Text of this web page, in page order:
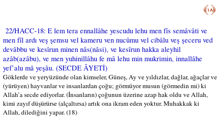
﴿١٨﴾
22/HACC-18: E lem tera ennallâhe yescudu lehu men fîs semâvâti ve
men fîl ardı veş şemsu vel kameru ven nucûmu vel cibâlu veş şeceru ved
devâbbu ve kesîrun minen nâs(nâsi), ve kesîrun hakka aleyhil
azâb(azâbu), ve men yuhinillâhu fe mâ lehu min mukrimin, innallâhe
yef’alu mâ yeşâu. (SECDE ÂYETİ)
Göklerde ve yeryüzünde olan kimseler, Güneş, Ay ve yıldızlar, dağlar, ağaçlar ve
(yürüyen) hayvanlar ve insanlardan çoğu; görmüyor musun (görmedin mi) ki
Allah’a secde ediyorlar. (İnsanların) çoğunun üzerine azap hak oldu ve Allah,
kimi zayıf düşürürse (alçaltırsa) artık ona ikram eden yoktur. Muhakkak ki
Allah, dilediğini yapar. (18)